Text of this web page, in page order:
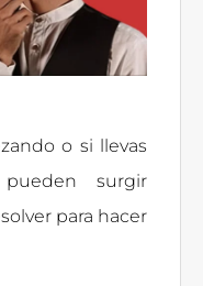
o si llevas
surgir
para hacer